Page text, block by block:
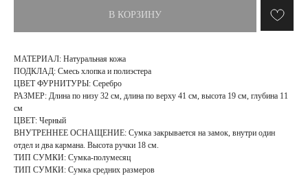
В КОРЗИНУ
МАТЕРИАЛ: Натуральная кожа
ПОДКЛАД: Смесь хлопка и полиэстера
ЦВЕТ ФУРНИТУРЫ: Серебро
РАЗМЕР: Длина по низу 32 см, длина по верху 41 см, высота 19 см, глубина 11
см
ЦВЕТ: Черный
ВНУТРЕННЕЕ ОСНАЩЕНИЕ: Сумка закрывается на замок, внутри один
отдел и два кармана. Высота ручки 18 см.
ТИП СУМКИ: Сумка-полумесяц
ТИП СУМКИ: Сумка средних размеров